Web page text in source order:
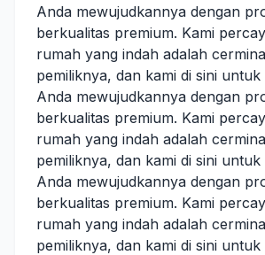
Anda mewujudkannya dengan
berkualitas premium. Kami
rumah yang indah adalah
pemiliknya, dan kami di sini
Anda mewujudkannya dengan
berkualitas premium. Kami
rumah yang indah adalah
pemiliknya, dan kami di sini
Anda mewujudkannya dengan
berkualitas premium. Kami
rumah yang indah adalah
pemiliknya, dan kami di sini